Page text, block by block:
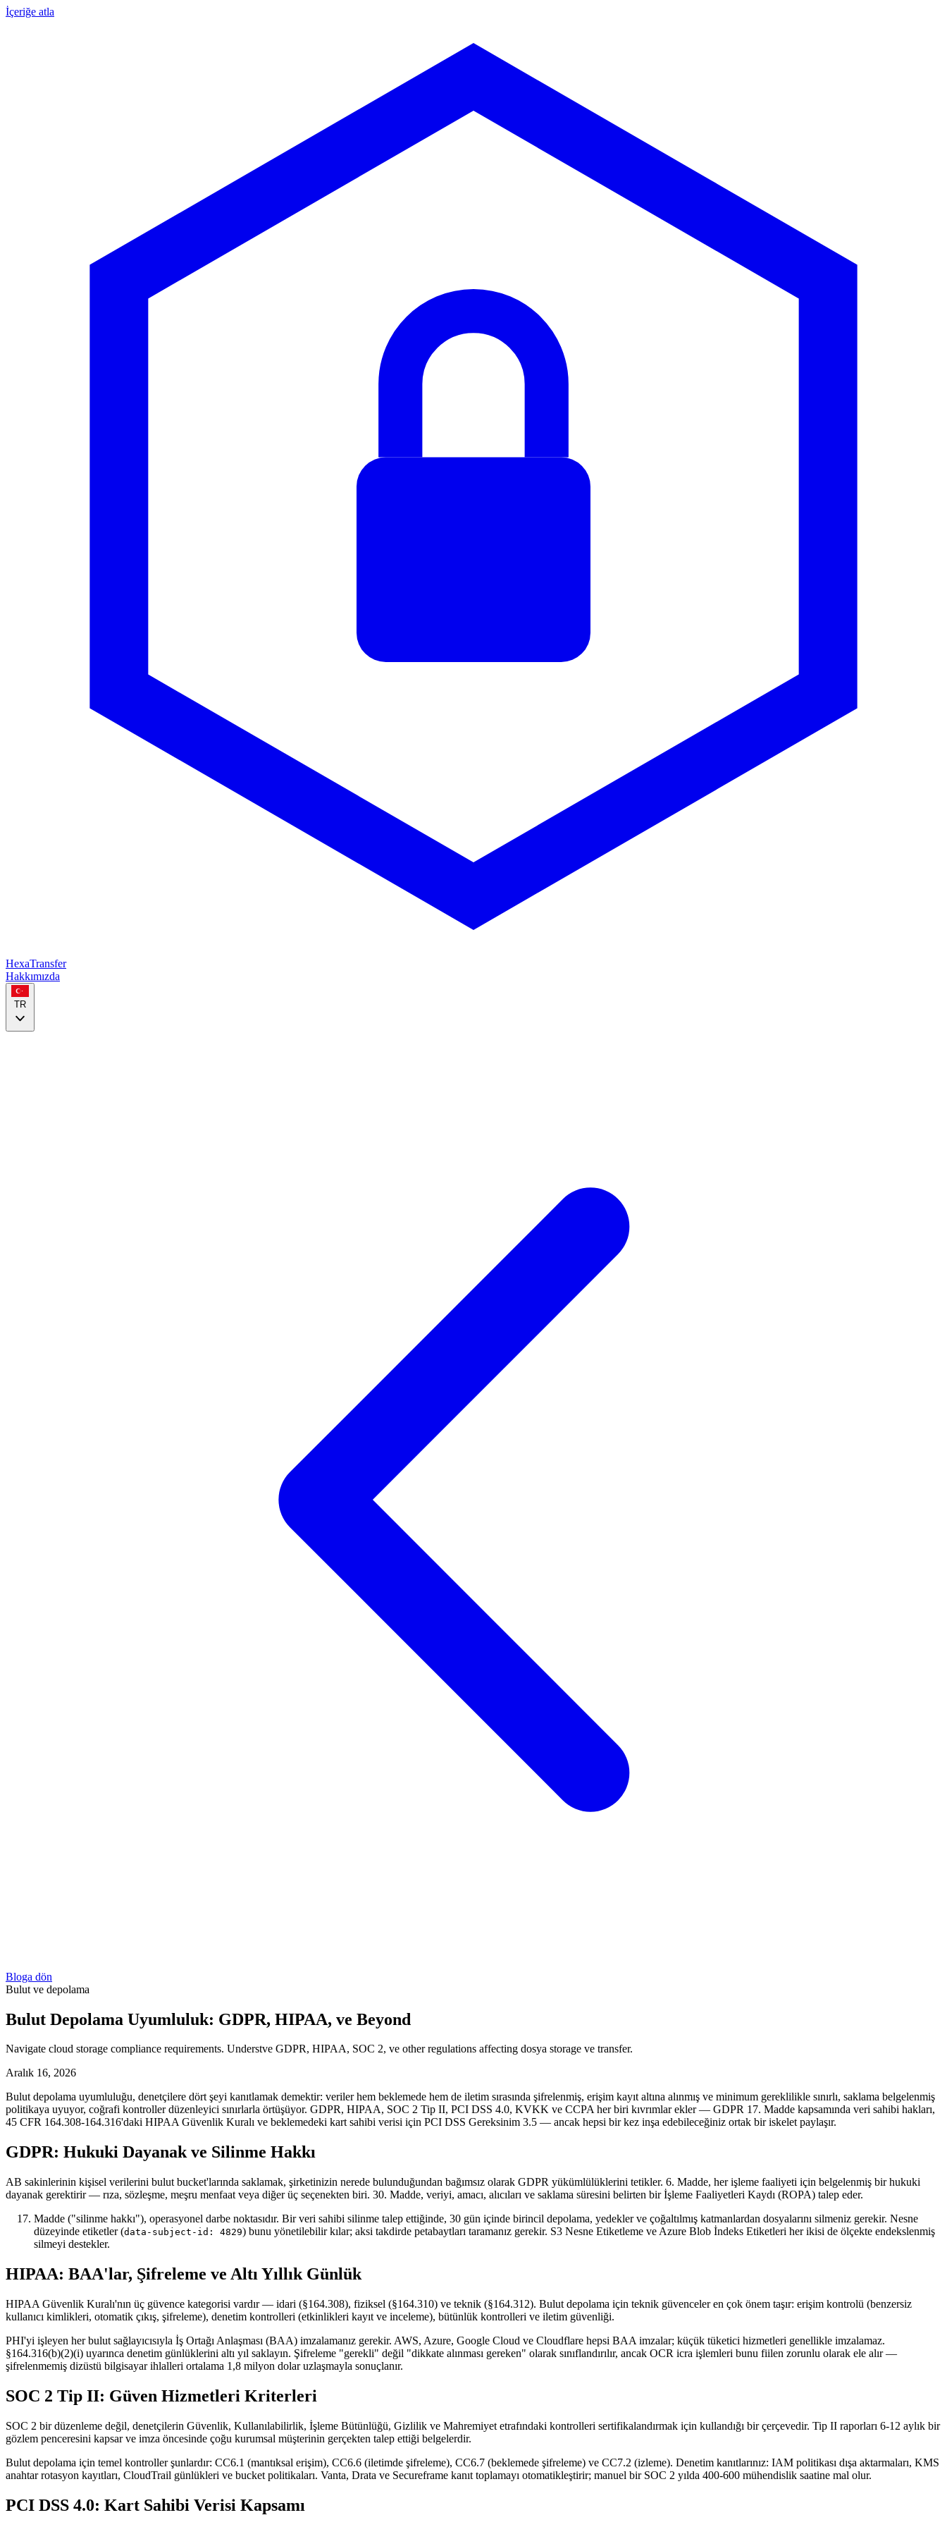
İçeriğe atla
HexaTransfer
Hakkımızda
TR
Bloga dön
Bulut ve depolama
Bulut Depolama Uyumluluk: GDPR, HIPAA, ve Beyond
Navigate cloud storage compliance requirements. Understve GDPR, HIPAA, SOC 2, ve other regulations affecting dosya storage ve transfer.
Aralık 16, 2026
Bulut depolama uyumluluğu, denetçilere dört şeyi kanıtlamak demektir: veriler hem beklemede hem de iletim sırasında şifrelenmiş, erişim kayıt altına alınmış ve minimum gereklilikle sınırlı, saklama belgelenmiş
politikaya uyuyor, coğrafi kontroller düzenleyici sınırlarla örtüşüyor. GDPR, HIPAA, SOC 2 Tip II, PCI DSS 4.0, KVKK ve CCPA her biri kıvrımlar ekler — GDPR 17. Madde kapsamında veri sahibi hakları,
45 CFR 164.308-164.316'daki HIPAA Güvenlik Kuralı ve beklemedeki kart sahibi verisi için PCI DSS Gereksinim 3.5 — ancak hepsi bir kez inşa edebileceğiniz ortak bir iskelet paylaşır.
GDPR: Hukuki Dayanak ve Silinme Hakkı
AB sakinlerinin kişisel verilerini bulut bucket'larında saklamak, şirketinizin nerede bulunduğundan bağımsız olarak GDPR yükümlülüklerini tetikler. 6. Madde, her işleme faaliyeti için belgelenmiş bir hukuki
dayanak gerektirir — rıza, sözleşme, meşru menfaat veya diğer üç seçenekten biri. 30. Madde, veriyi, amacı, alıcıları ve saklama süresini belirten bir İşleme Faaliyetleri Kaydı (ROPA) talep eder.
Madde ("silinme hakkı"), operasyonel darbe noktasıdır. Bir veri sahibi silinme talep ettiğinde, 30 gün içinde birincil depolama, yedekler ve çoğaltılmış katmanlardan dosyalarını silmeniz gerekir. Nesne
düzeyinde etiketler (data-subject-id: 4829) bunu yönetilebilir kılar; aksi takdirde petabaytları taramanız gerekir. S3 Nesne Etiketleme ve Azure Blob İndeks Etiketleri her ikisi de ölçekte endekslenmiş
silmeyi destekler.
HIPAA: BAA'lar, Şifreleme ve Altı Yıllık Günlük
HIPAA Güvenlik Kuralı'nın üç güvence kategorisi vardır — idari (§164.308), fiziksel (§164.310) ve teknik (§164.312). Bulut depolama için teknik güvenceler en çok önem taşır: erişim kontrolü (benzersiz
kullanıcı kimlikleri, otomatik çıkış, şifreleme), denetim kontrolleri (etkinlikleri kayıt ve inceleme), bütünlük kontrolleri ve iletim güvenliği.
PHI'yi işleyen her bulut sağlayıcısıyla İş Ortağı Anlaşması (BAA) imzalamanız gerekir. AWS, Azure, Google Cloud ve Cloudflare hepsi BAA imzalar; küçük tüketici hizmetleri genellikle imzalamaz.
§164.316(b)(2)(i) uyarınca denetim günlüklerini altı yıl saklayın. Şifreleme "gerekli" değil "dikkate alınması gereken" olarak sınıflandırılır, ancak OCR icra işlemleri bunu fiilen zorunlu olarak ele alır —
şifrelenmemiş dizüstü bilgisayar ihlalleri ortalama 1,8 milyon dolar uzlaşmayla sonuçlanır.
SOC 2 Tip II: Güven Hizmetleri Kriterleri
SOC 2 bir düzenleme değil, denetçilerin Güvenlik, Kullanılabilirlik, İşleme Bütünlüğü, Gizlilik ve Mahremiyet etrafındaki kontrolleri sertifikalandırmak için kullandığı bir çerçevedir. Tip II raporları 6-12 aylık bir
gözlem penceresini kapsar ve imza öncesinde çoğu kurumsal müşterinin gerçekten talep ettiği belgelerdir.
Bulut depolama için temel kontroller şunlardır: CC6.1 (mantıksal erişim), CC6.6 (iletimde şifreleme), CC6.7 (beklemede şifreleme) ve CC7.2 (izleme). Denetim kanıtlarınız: IAM politikası dışa aktarmaları, KMS
anahtar rotasyon kayıtları, CloudTrail günlükleri ve bucket politikaları. Vanta, Drata ve Secureframe kanıt toplamayı otomatikleştirir; manuel bir SOC 2 yılda 400-600 mühendislik saatine mal olur.
PCI DSS 4.0: Kart Sahibi Verisi Kapsamı